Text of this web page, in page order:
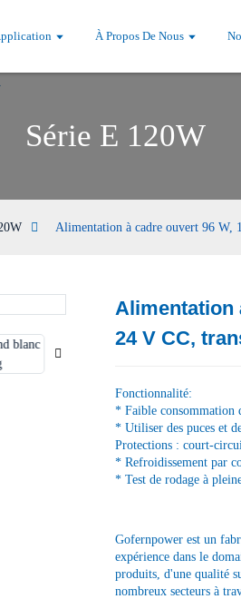
À Propos De Nous
Série E 120W
Alimentation à cadre ouvert 96 W,
Alimentation
24 V CC,
Fonctionnalité:
* Faible consommation
* Utiliser des puces et
Protections : court-
* Refroidissement par
* Test de rodage à
Gofernpower est un
expérience dans le
produits, d'une qualité
nombreux secteurs à